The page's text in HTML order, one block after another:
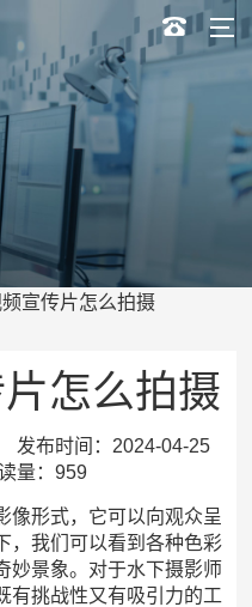
宣传片怎么拍摄
怎么拍摄
布时间：2024-04-25
量：959
像形式，它可以向观众呈
，我们可以看到各种色彩
妙景象。对于水下摄影师
有挑战性又有吸引力的工